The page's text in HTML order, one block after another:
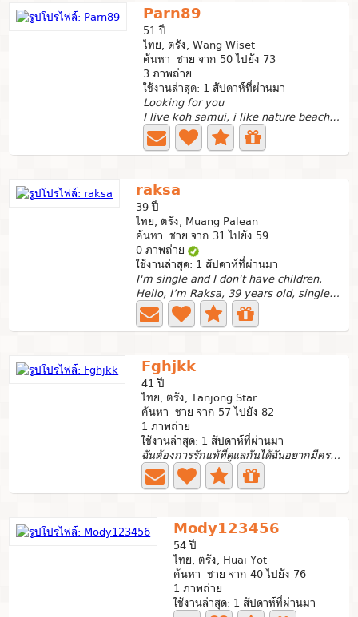
Parn89
51 ปี
ไทย, ตรัง, Wang Wiset
ค้นหา ชาย จาก 50 ไปยัง 73
3 ภาพถ่าย
ใช้งานล่าสุด: 1 สัปดาห์ที่ผ่านมา
Looking for you
I live koh samui, i like nature beach and mountain view,...
raksa
39 ปี
ไทย, ตรัง, Muang Palean
ค้นหา ชาย จาก 31 ไปยัง 59
0 ภาพถ่าย
ใช้งานล่าสุด: 1 สัปดาห์ที่ผ่านมา
I'm single and I don't have children.
Hello, I’m Raksa, 39 years old, single, and working as an...
Fghjkk
41 ปี
ไทย, ตรัง, Tanjong Star
ค้นหา ชาย จาก 57 ไปยัง 82
1 ภาพถ่าย
ใช้งานล่าสุด: 1 สัปดาห์ที่ผ่านมา
ฉันต้องการรักแท้ที่ดูแลกันได้ฉันอยากมีครอบครัวที่อบอุ่น...
Mody123456
54 ปี
ไทย, ตรัง, Huai Yot
ค้นหา ชาย จาก 40 ไปยัง 76
1 ภาพถ่าย
ใช้งานล่าสุด: 1 สัปดาห์ที่ผ่านมา